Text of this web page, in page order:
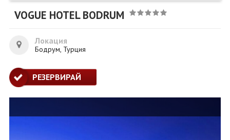
ПОЧИВКИ
КРУИЗИ
ЕКСКУРЗИИ
VOGUE HOTEL BODRUM
Локация
Бодрум, Турция
РЕЗЕРВИРАЙ